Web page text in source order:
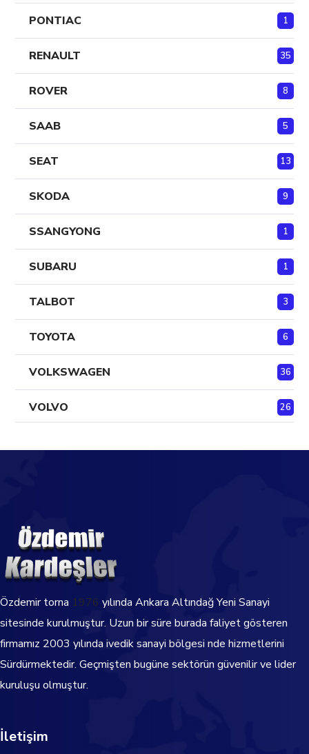
PONTIAC 1
RENAULT 35
ROVER 8
SAAB 5
SEAT 13
SKODA 9
SSANGYONG 1
SUBARU 1
TALBOT 3
TOYOTA 6
VOLKSWAGEN 36
VOLVO 26
Özdemir torna 1976 yılında Ankara Altındağ Yeni Sanayi
sitesinde kurulmuştur. Uzun bir süre burada faliyet gösteren
firmamız 2003 yılında ivedik sanayi bölgesi nde hizmetlerini
Sürdürmektedir. Geçmişten bugüne sektörün güvenilir ve lider
kuruluşu olmuştur.
İletişim